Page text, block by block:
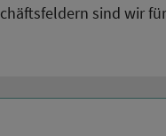
sind wir